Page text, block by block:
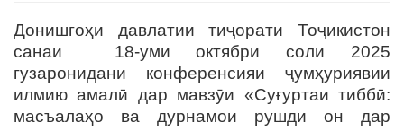
Донишгоҳи давлатии тиҷорати Тоҷикистон
санаи 18-уми октябри соли 2025
гузаронидани конференсияи ҷумҳуриявии
илмию амалӣ дар мавзӯи «Суғуртаи тиббӣ:
масъалаҳо ва дурнамои рушди он дар